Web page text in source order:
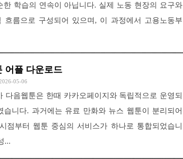
한 학습의 연속이 아닙니다. 실제 노동 현장의 요구와
흐름으로 구성되어 있으며, 이 과정에서 고용노동부
어플 다운로드
05-06
다음웹툰은 한때 카카오페이지와 독립적으로 운영되
습니다. 과거에는 유료 만화와 뉴스 웹툰이 분리되어
점부터 웹툰 중심의 서비스가 하나로 통합되었습니
...